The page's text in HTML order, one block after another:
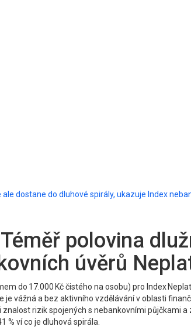
dostane do dluhové spirály, ukazuje Index
polovina
úvěrů
do 17.000 Kč čistého na osobu) pro Index
je vážná a bez aktivního vzdělávání v oblasti
rizik spojených s nebankovními
% ví co je dluhová spirála.